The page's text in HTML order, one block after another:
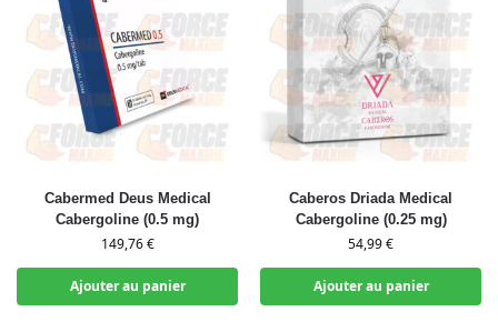
Cabermed Deus Medical
Cabergoline (0.5 mg)
149,76€
Ajouter au panier
Caberos Driada Medical
Cabergoline (0.25 mg)
54,99€
Ajouter au panier